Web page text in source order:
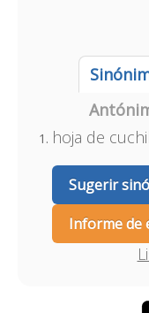
hoja de
Sugerir
Informe de